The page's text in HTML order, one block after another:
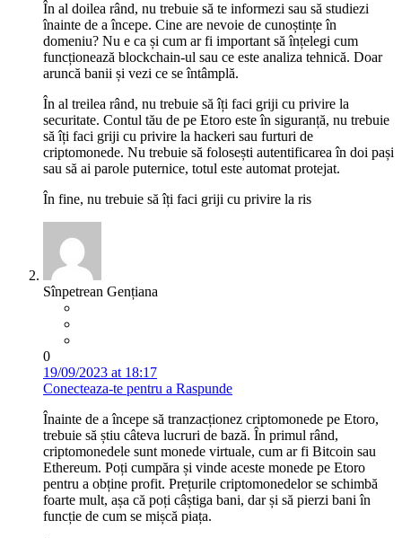
În al doilea rând, nu trebuie să te informezi sau să studiezi
înainte de a începe. Cine are nevoie de cunoștințe în
domeniu? Nu e ca și cum ar fi important să înțelegi cum
funcționează blockchain-ul sau ce este analiza tehnică. Doar
aruncă banii și vezi ce se întâmplă.
În al treilea rând, nu trebuie să îți faci griji cu privire la
securitate. Contul tău de pe Etoro este în siguranță, nu trebuie
să îți faci griji cu privire la hackeri sau furturi de
criptomonede. Nu trebuie să folosești autentificarea în doi pași
sau să ai parole puternice, totul este automat protejat.
În fine, nu trebuie să îți faci griji cu privire la ris
Sînpetrean Gențiana
0
19/09/2023 at 18:17
Conecteaza-te pentru a Raspunde
Înainte de a începe să tranzacționez criptomonede pe Etoro,
trebuie să știu câteva lucruri de bază. În primul rând,
criptomonedele sunt monede virtuale, cum ar fi Bitcoin sau
Ethereum. Poți cumpăra și vinde aceste monede pe Etoro
pentru a obține profit. Prețurile criptomonedelor se schimbă
foarte mult, așa că poți câștiga bani, dar și să pierzi bani în
funcție de cum se mișcă piața.